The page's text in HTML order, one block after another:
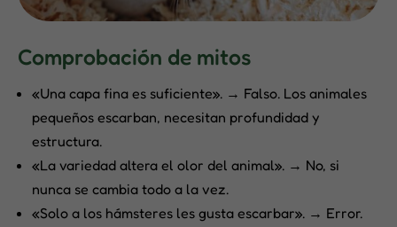
Comprobación de mitos
«Una capa fina es suficiente». → Falso. Los animales
pequeños escarban, necesitan profundidad y
estructura.
«La variedad altera el olor del animal». → No, si
nunca se cambia todo a la vez.
«Solo a los hámsteres les gusta escarbar». → Error.